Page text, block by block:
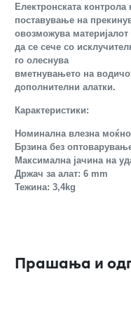
Електронската
поставување на
овозможува материјалот
да се сече со
го олеснува
вметнувањето на
дополнителни алатки.
Карактеристики:
Номинална влезна
Брзина без
Максимална јачина на
Држач за алат: 6 mm
Тежина: 3,4kg
Прашања и